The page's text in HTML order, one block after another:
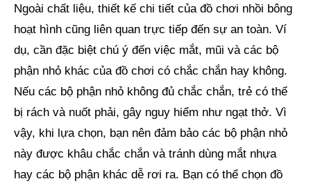
Ngoài chất liệu, thiết kế chi tiết của đồ chơi nhồi bông
hoạt hình cũng liên quan trực tiếp đến sự an toàn. Ví
dụ, cần đặc biệt chú ý đến việc mắt, mũi và các bộ
phận nhỏ khác của đồ chơi có chắc chắn hay không.
Nếu các bộ phận nhỏ không đủ chắc chắn, trẻ có thể
bị rách và nuốt phải, gây nguy hiểm như ngạt thở. Vì
vậy, khi lựa chọn, bạn nên đảm bảo các bộ phận nhỏ
này được khâu chắc chắn và tránh dùng mắt nhựa
hay các bộ phận khác dễ rơi ra. Bạn có thể chọn đồ